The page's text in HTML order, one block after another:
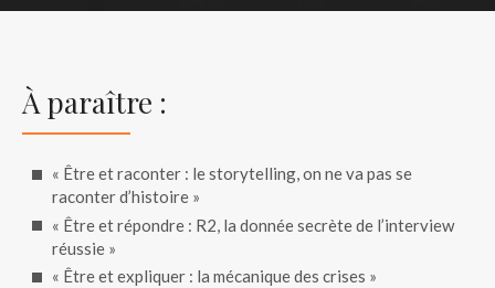
À paraître :
« Être et raconter : le storytelling, on ne va pas se
raconter d’histoire »
« Être et répondre : R2, la donnée secrète de l’interview
réussie »
« Être et expliquer : la mécanique des crises »